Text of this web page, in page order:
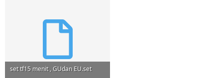
set tf15 menit , GUdan EU.set